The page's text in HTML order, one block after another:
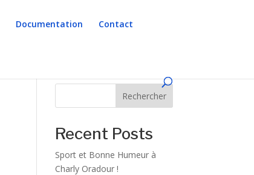
Documentation Contact
Rechercher
Recent Posts
Sport et Bonne Humeur à
Charly Oradour !